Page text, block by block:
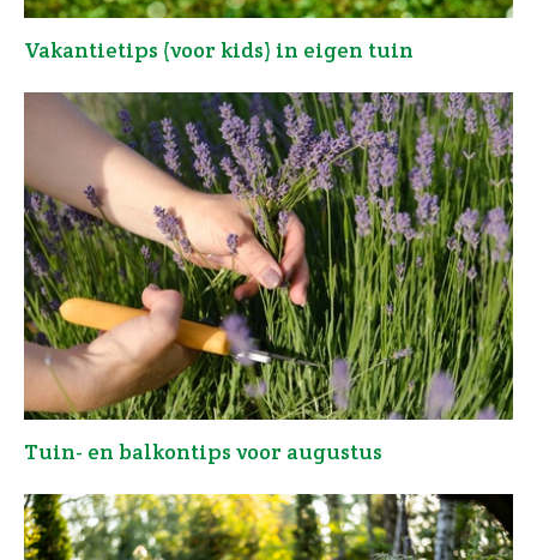
Vakantietips (voor kids) in eigen tuin
Tuin- en balkontips voor augustus